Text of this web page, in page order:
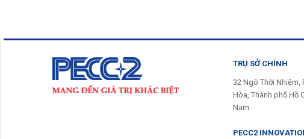
TRỤ SỞ CHÍNH
32 Ngô Thời Nhiệm,
Hòa, Thành phố Hồ
Nam
PECC2